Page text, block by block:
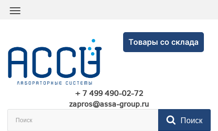
Товары со склада
+ 7 499 490-02-72
zapros@assa-group.ru
Поиск